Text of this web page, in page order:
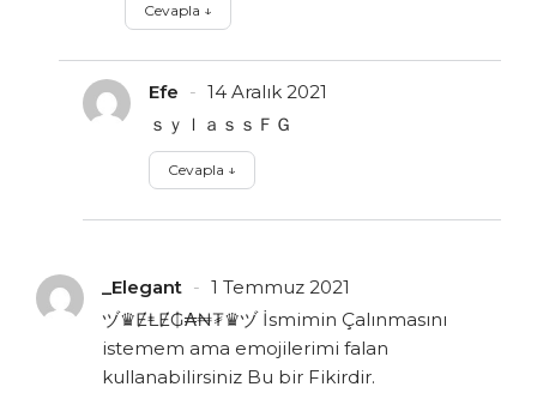
Cevapla ↓
Efe
14 Aralık 2021
ｓｙｌａｓｓＦＧ
Cevapla ↓
_Elegant
1 Temmuz 2021
ヅ♛ɆⱠɆ₲₳₦₮♛ヅ İsmimin Çalınmasını
istemem ama emojilerimi falan
kullanabilirsiniz Bu bir Fikirdir.